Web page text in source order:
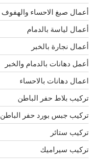
أعمال صبغ الاحساء والهفوف
أعمال لياسة بالدمام
أعمال نجارة بالخبر
أعمل دهانات بالدمام والخبر
اعمال دهانات بالاحساء
تركيب بلاط حفر الباطن
تركيب جبس بورد حفر الباطن
تركيب ستائر
تركيب سيراميك